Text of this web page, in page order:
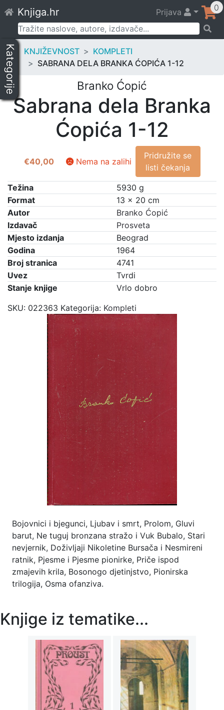
to
content
Knjiga.hr Prijava 0
Pretraži:
Kategorije KNJIŽEVNOST
KOMPLETI
SABRANA DELA BRANKA ĆOPIĆA 1-12
Branko Ćopić
Sabrana dela Branka
Ćopića 1-12
€40,00 Nema na zalihi
Pridružite se
listi čekanja
Težina
5930 g
Format
13 × 20 cm
Autor
Branko Ćopić
Izdavač
Prosveta
Mjesto izdanja
Beograd
Godina
1964
Broj stranica
4741
Uvez
Tvrdi
Stanje knjige
Vrlo dobro
SKU: 022363 Kategorija: Kompleti
Bojovnici i bjegunci, Ljubav i smrt, Prolom, Gluvi
barut, Ne tuguj bronzana stražo i Vuk Bubalo, Stari
nevjernik, Doživljaji Nikoletine Bursača i Nesmireni
ratnik, Pjesme i Pjesme pionirke, Priče ispod
zmajevih krila, Bosonogo djetinjstvo, Pionirska
trilogija, Osma ofanziva.
Knjige iz tematike...